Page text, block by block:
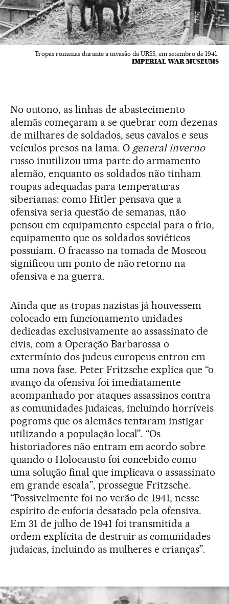
Tropas romenas durante a invasão da URSS, em setembro de 1941.
IMPERIAL WAR MUSEUMS
No outono, as linhas de abastecimento
alemãs começaram a se quebrar com dezenas
de milhares de soldados, seus cavalos e seus
veículos presos na lama. O general inverno
russo inutilizou uma parte do armamento
alemão, enquanto os soldados não tinham
roupas adequadas para temperaturas
siberianas: como Hitler pensava que a
ofensiva seria questão de semanas, não
pensou em equipamento especial para o frio,
equipamento que os soldados soviéticos
possuíam. O fracasso na tomada de Moscou
significou um ponto de não retorno na
ofensiva e na guerra.
Ainda que as tropas nazistas já houvessem
colocado em funcionamento unidades
dedicadas exclusivamente ao assassinato de
civis, com a Operação Barbarossa o
extermínio dos judeus europeus entrou em
uma nova fase. Peter Fritzsche explica que “o
avanço da ofensiva foi imediatamente
acompanhado por ataques assassinos contra
as comunidades judaicas, incluindo horríveis
pogroms que os alemães tentaram instigar
utilizando a população local”. “Os
historiadores não entram em acordo sobre
quando o Holocausto foi concebido como
uma solução final que implicava o assassinato
em grande escala”, prossegue Fritzsche.
“Possivelmente foi no verão de 1941, nesse
espírito de euforia desatado pela ofensiva.
Em 31 de julho de 1941 foi transmitida a
ordem explícita de destruir as comunidades
judaicas, incluindo as mulheres e crianças”.